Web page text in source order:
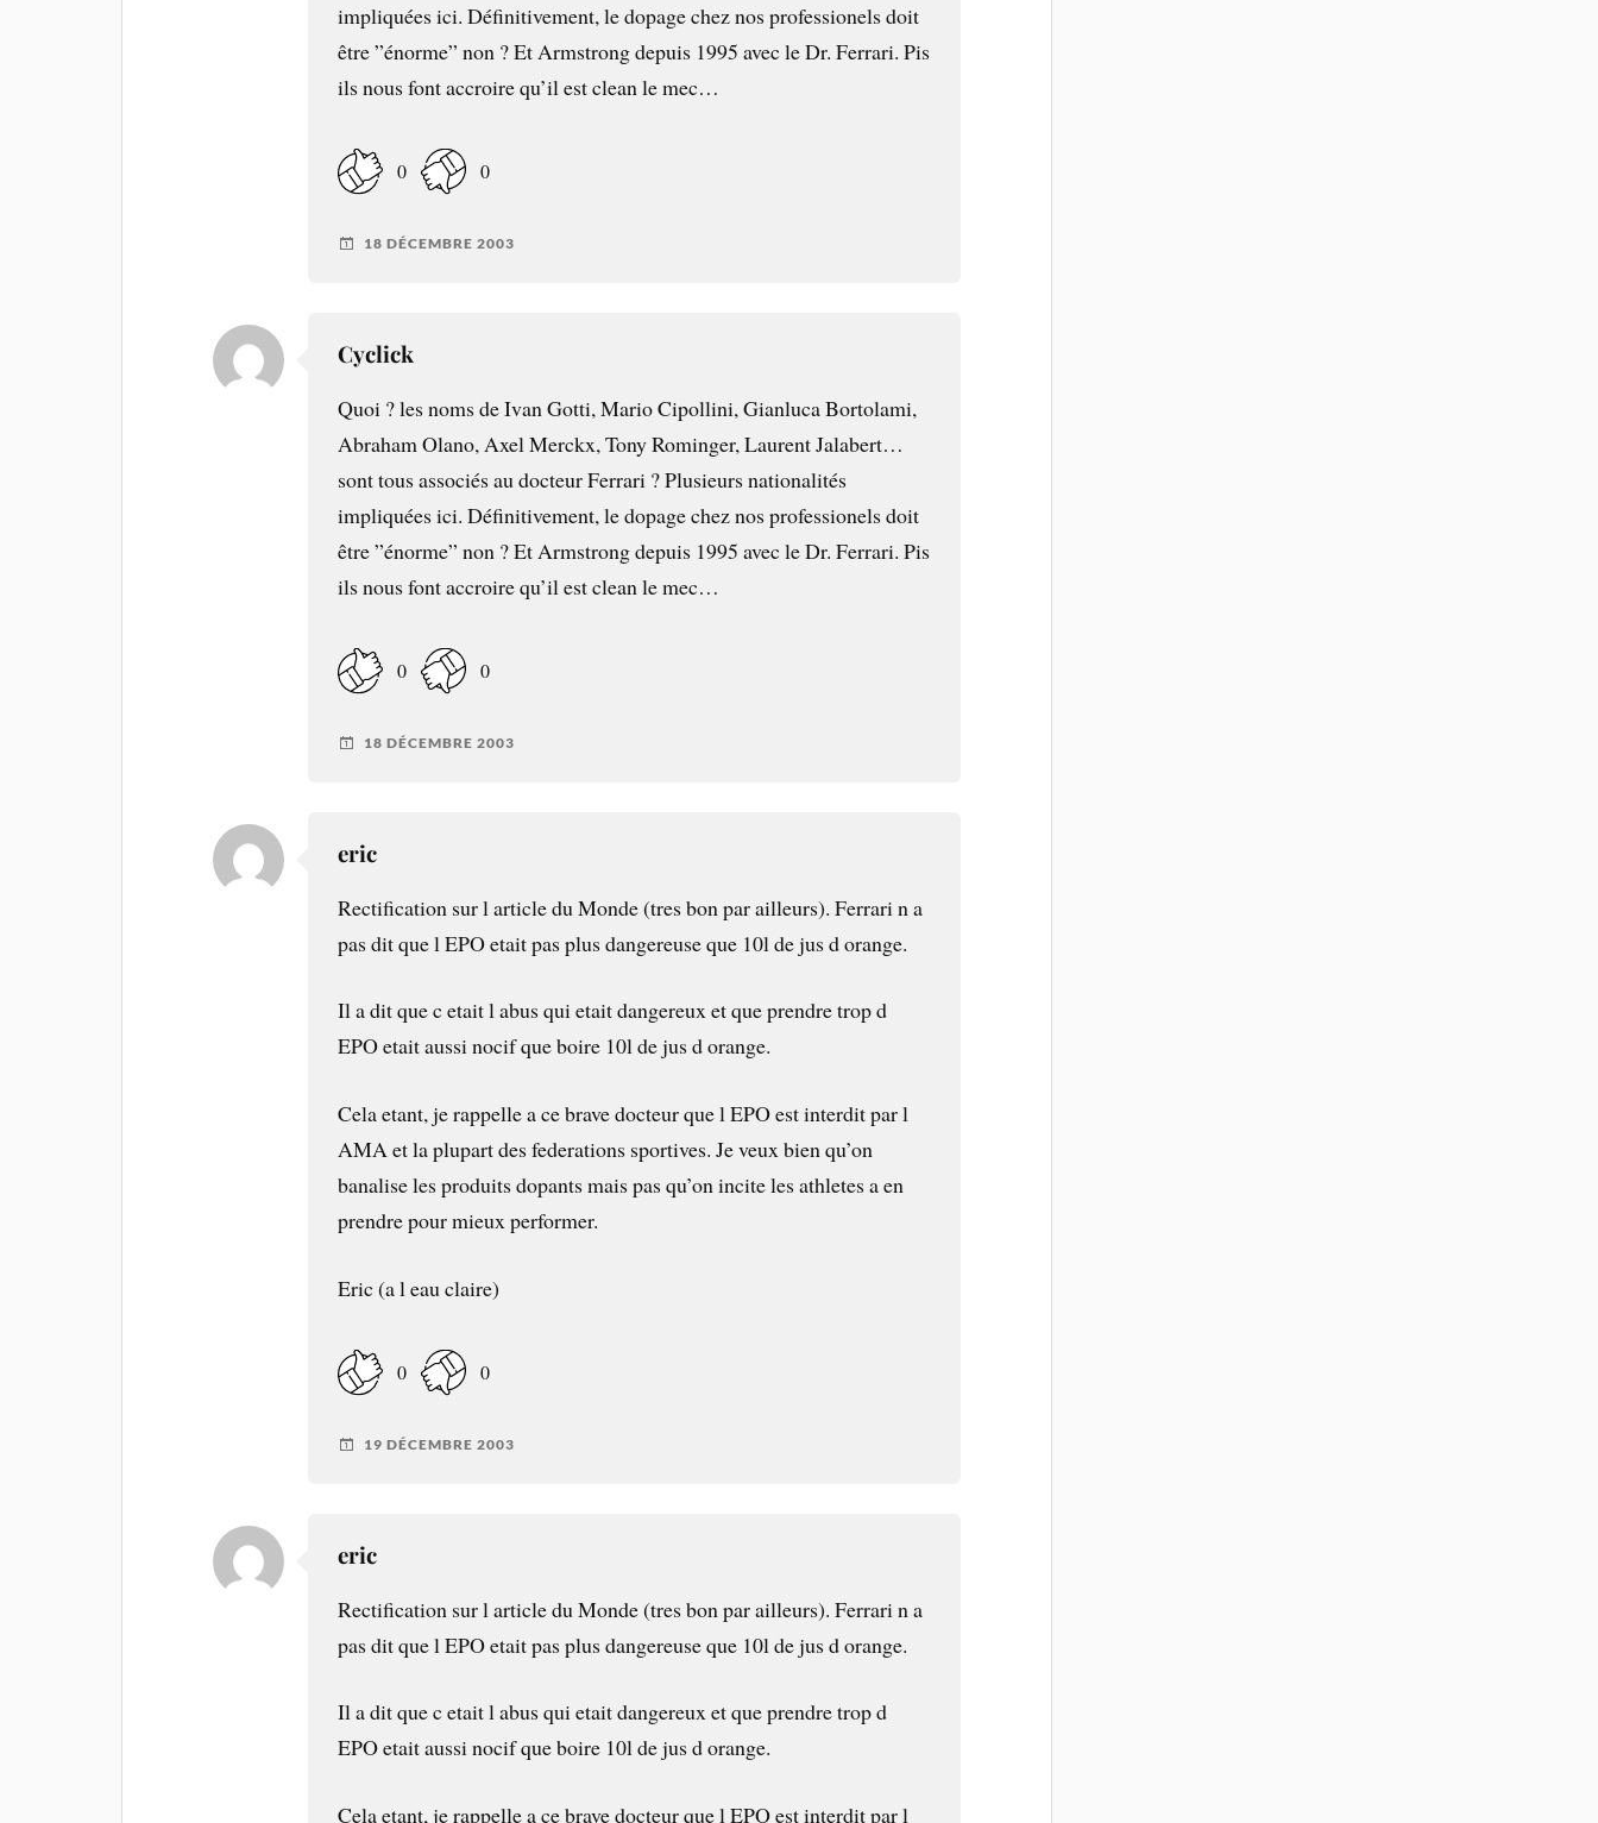
impliquées ici. Définitivement, le dopage chez nos professionels doit
être ”énorme” non ? Et Armstrong depuis 1995 avec le Dr. Ferrari. Pis
ils nous font accroire qu’il est clean le mec…
0 0
18 DÉCEMBRE 2003
Cyclick
Quoi ? les noms de Ivan Gotti, Mario Cipollini, Gianluca Bortolami,
Abraham Olano, Axel Merckx, Tony Rominger, Laurent Jalabert…
sont tous associés au docteur Ferrari ? Plusieurs nationalités
impliquées ici. Définitivement, le dopage chez nos professionels doit
être ”énorme” non ? Et Armstrong depuis 1995 avec le Dr. Ferrari. Pis
ils nous font accroire qu’il est clean le mec…
0 0
18 DÉCEMBRE 2003
eric
Rectification sur l article du Monde (tres bon par ailleurs). Ferrari n a
pas dit que l EPO etait pas plus dangereuse que 10l de jus d orange.
Il a dit que c etait l abus qui etait dangereux et que prendre trop d
EPO etait aussi nocif que boire 10l de jus d orange.
Cela etant, je rappelle a ce brave docteur que l EPO est interdit par l
AMA et la plupart des federations sportives. Je veux bien qu’on
banalise les produits dopants mais pas qu’on incite les athletes a en
prendre pour mieux performer.
Eric (a l eau claire)
0 0
19 DÉCEMBRE 2003
eric
Rectification sur l article du Monde (tres bon par ailleurs). Ferrari n a
pas dit que l EPO etait pas plus dangereuse que 10l de jus d orange.
Il a dit que c etait l abus qui etait dangereux et que prendre trop d
EPO etait aussi nocif que boire 10l de jus d orange.
Cela etant, je rappelle a ce brave docteur que l EPO est interdit par l